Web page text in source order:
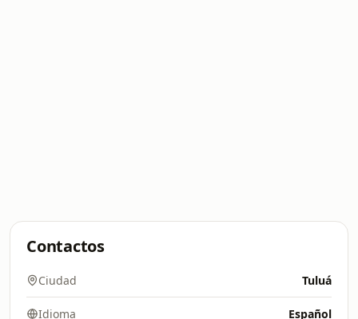
Contactos
Ciudad Tuluá
Idioma Español